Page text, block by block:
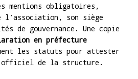
mentions obligatoires,
l’association, son siège
de gouvernance. Une copie
en préfecture
les statuts pour attester
officiel de la structure.